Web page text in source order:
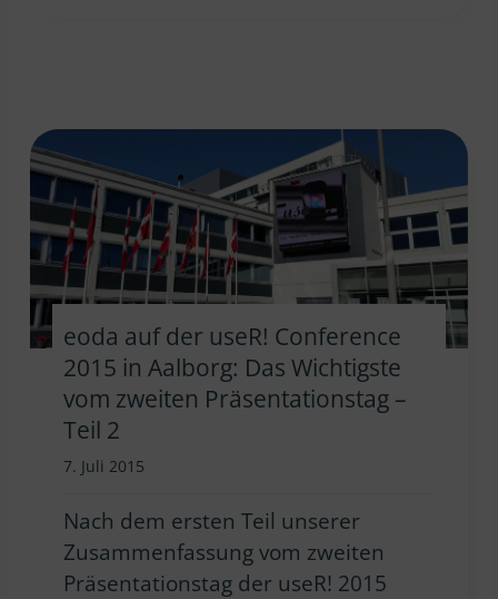
eoda auf der useR! Conference
2015 in Aalborg: Das Wichtigste
vom zweiten Präsentationstag –
Teil 2
7. Juli 2015
Nach dem ersten Teil unserer
Zusammenfassung vom zweiten
Präsentationstag der useR! 2015